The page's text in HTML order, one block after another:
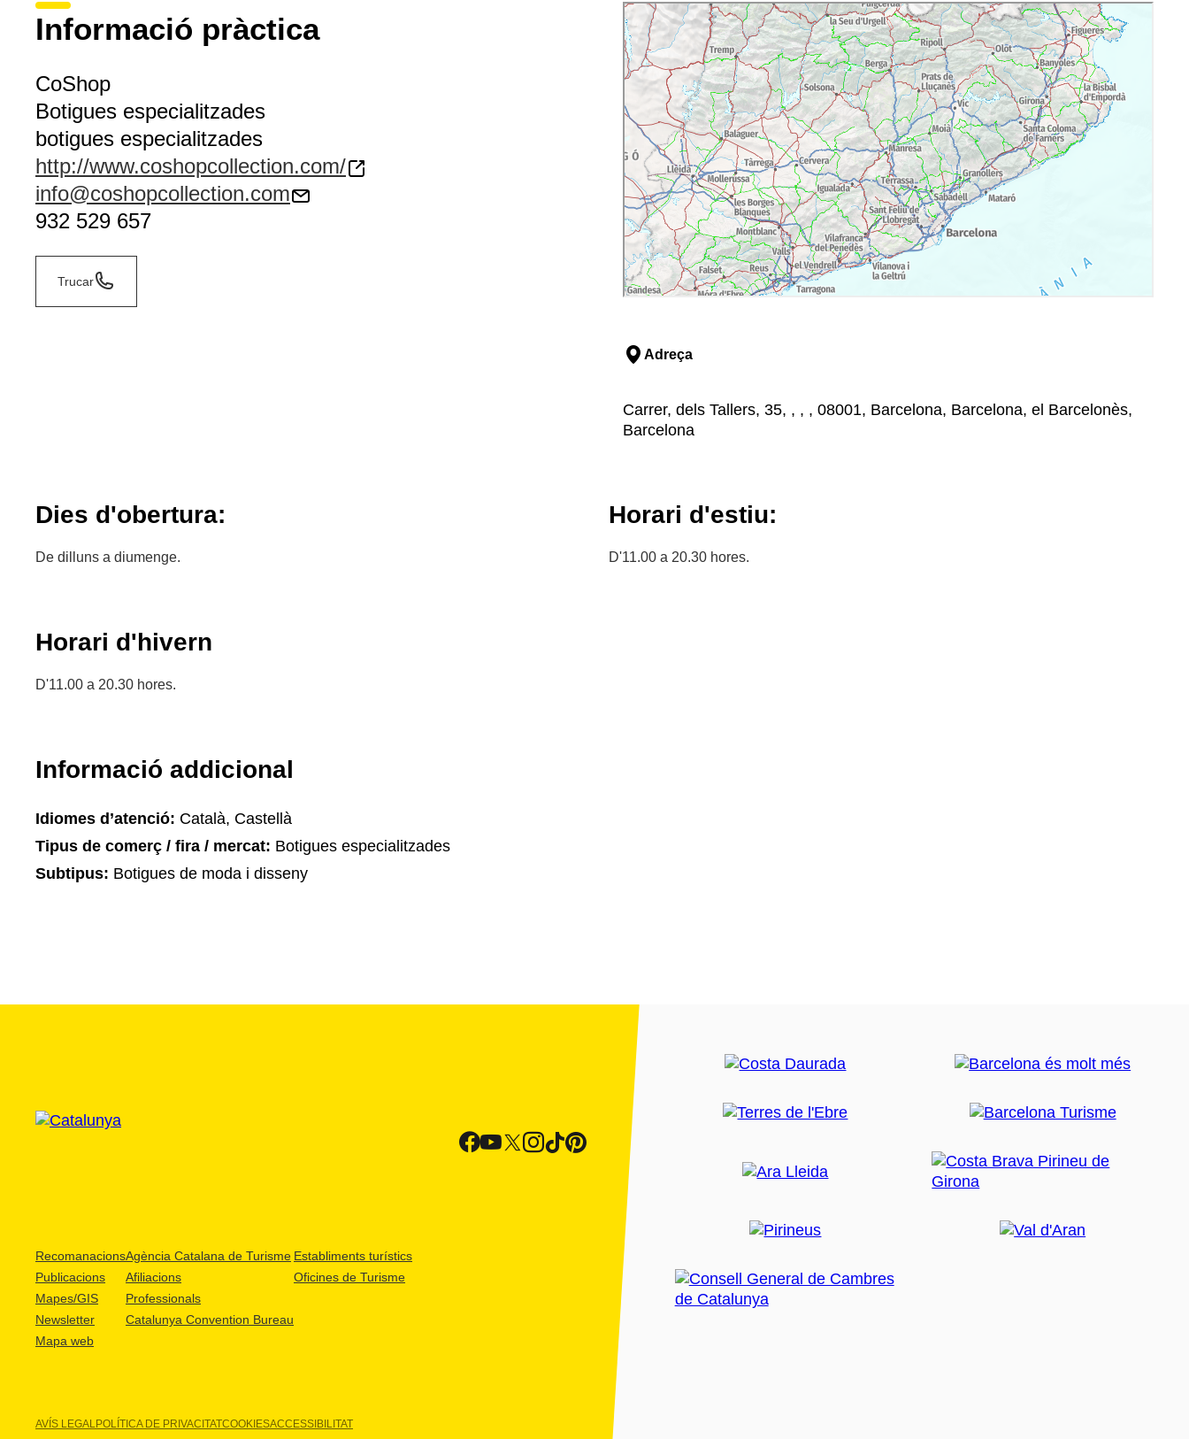
Informació pràctica
CoShop
Botigues especialitzades
botigues especialitzades
http://www.coshopcollection.com/
info@coshopcollection.com
932 529 657
Trucar
Adreça
Carrer, dels Tallers, 35, , , , 08001, Barcelona, Barcelona, el Barcelonès,
Barcelona
Dies d'obertura:
De dilluns a diumenge.
Horari d'estiu:
D'11.00 a 20.30 hores.
Horari d'hivern
D'11.00 a 20.30 hores.
Informació addicional
Idiomes d’atenció: Català, Castellà
Tipus de comerç / fira / mercat: Botigues especialitzades
Subtipus: Botigues de moda i disseny
Recomanacions
Publicacions
Mapes/GIS
Newsletter
Mapa web
Agència Catalana de Turisme
Afiliacions
Professionals
Catalunya Convention Bureau
Establiments turístics
Oficines de Turisme
AVÍS LEGALPOLÍTICA DE PRIVACITATCOOKIESACCESSIBILITAT